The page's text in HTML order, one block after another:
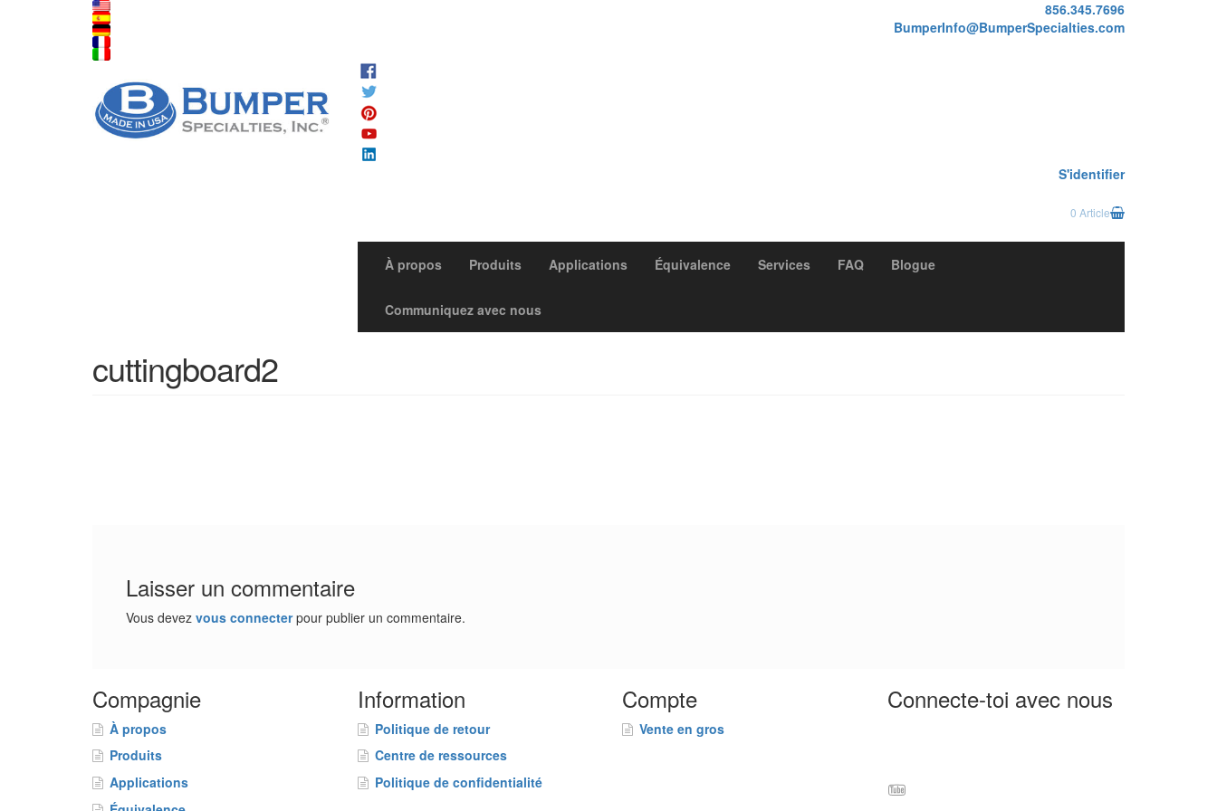
856.345.7696
BumperInfo@BumperSpecialties.com
S'identifier
0 Article
À propos Produits Applications Équivalence Services FAQ Blogue
Communiquez avec nous
cuttingboard2
Laisser un commentaire
Vous devez vous connecterpour publier un commentaire.
Compagnie
À propos
Produits
Applications
Information
Politique de retour
Centre de ressources
Politique de confidentialité
Compte
Vente en gros
Connecte-toi avec nous